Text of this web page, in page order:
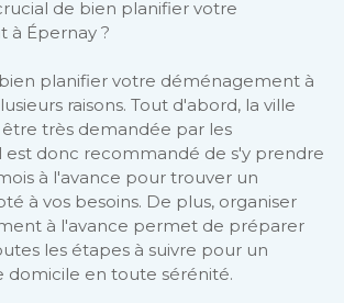
de bien planifier votre
à Épernay ?
planifier votre déménagement à
raisons. Tout d'abord, la ville
très demandée par les
est donc recommandé de s'y prendre
à l'avance pour trouver un
à vos besoins. De plus, organiser
à l'avance permet de préparer
les étapes à suivre pour un
domicile en toute sérénité.